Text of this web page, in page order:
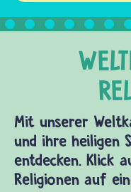
Mit unserer
und ihre heiligen
entdecken. Klick
Religionen auf